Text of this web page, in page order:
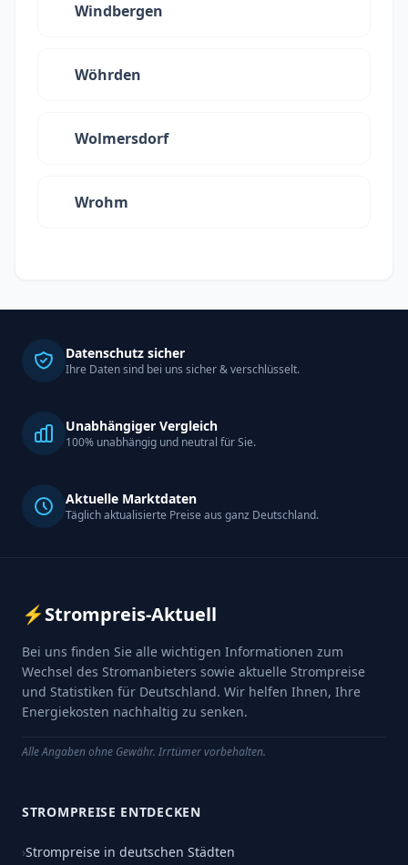
Windbergen
Wöhrden
Wolmersdorf
Wrohm
Datenschutz sicher
Ihre Daten sind bei uns sicher & verschlüsselt.
Unabhängiger Vergleich
100% unabhängig und neutral für Sie.
Aktuelle Marktdaten
Täglich aktualisierte Preise aus ganz Deutschland.
⚡Strompreis-Aktuell
Bei uns finden Sie alle wichtigen Informationen zum
Wechsel des Stromanbieters sowie aktuelle Strompreise
und Statistiken für Deutschland. Wir helfen Ihnen, Ihre
Energiekosten nachhaltig zu senken.
Alle Angaben ohne Gewähr. Irrtümer vorbehalten.
STROMPREISE ENTDECKEN
›Strompreise in deutschen Städten